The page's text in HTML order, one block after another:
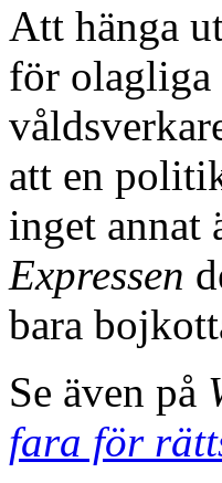
Att hänga
för olagliga
att en
inget annat
Expressen
bara
Se även på
fara för